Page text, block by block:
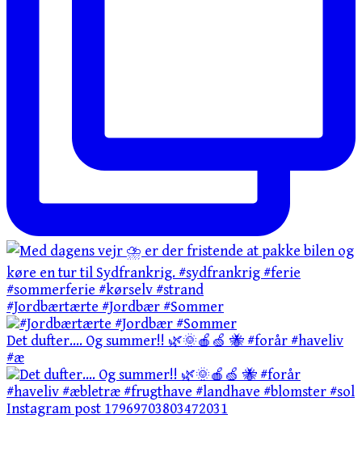
#Jordbærtærte #Jordbær #Sommer
Det dufter…. Og summer!! 🌿🌞🍎🍏 🐝 #forår #haveliv
#æ
Instagram post 17969703803472031